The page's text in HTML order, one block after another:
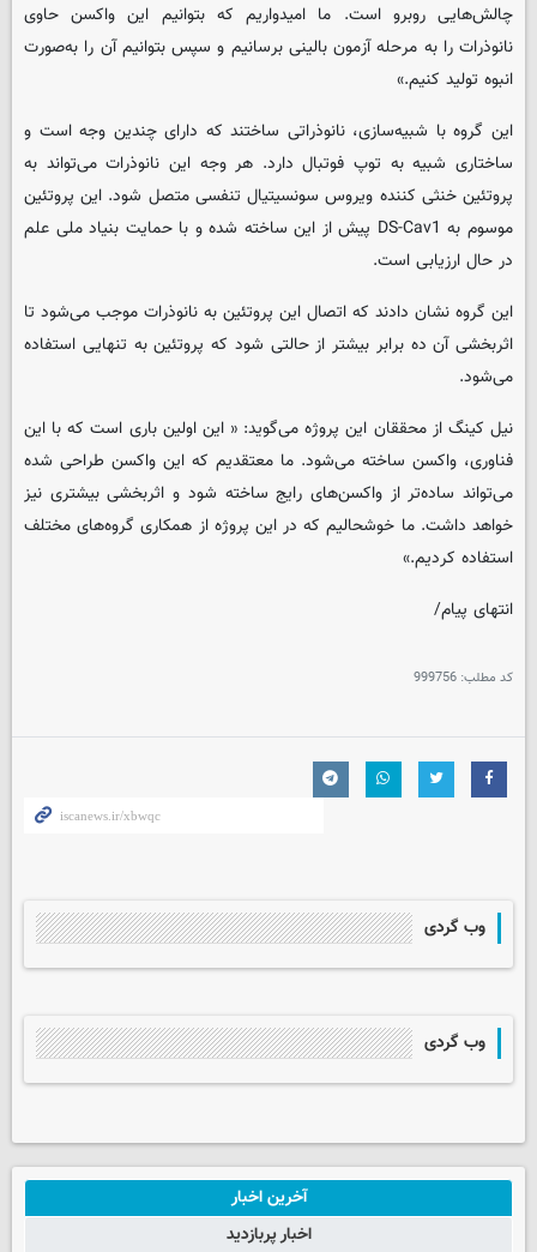
چالش‌هایی روبرو است. ما امیدواریم که بتوانیم این واکسن حاوی
نانوذرات را به مرحله آزمون بالینی برسانیم و سپس بتوانیم آن را به‌صورت
انبوه تولید کنیم.»
این گروه با شبیه‌سازی، نانوذراتی ساختند که دارای چندین وجه است و
ساختاری شبیه به توپ فوتبال دارد. هر وجه این نانوذرات می‌تواند به
پروتئین خنثی کننده ویروس سونسیتیال تنفسی متصل شود. این پروتئین
موسوم به DS-Cav1 پیش از این ساخته شده و با حمایت بنیاد ملی علم
در حال ارزیابی است.
این گروه نشان دادند که اتصال این پروتئین به نانوذرات موجب می‌شود تا
اثربخشی آن ده برابر بیشتر از حالتی شود که پروتئین به تنهایی استفاده
می‌شود.
نیل کینگ از محققان این پروژه می‌گوید: « این اولین باری است که با این
فناوری، واکسن ساخته می‌شود. ما معتقدیم که این واکسن طراحی شده
می‌تواند ساده‌تر از واکسن‌های رایج ساخته شود و اثربخشی بیشتری نیز
خواهد داشت. ما خوشحالیم که در این پروژه از همکاری گروه‌های مختلف
استفاده کردیم.»
انتهای پیام/
کد مطلب: 999756
وب گردی
وب گردی
آخرین اخبار
اخبار پربازدید